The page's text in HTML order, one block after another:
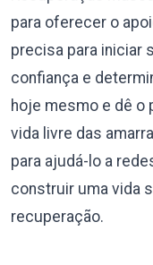
para oferecer o
precisa para iniciar
confiança e
hoje mesmo e dê o
vida livre das
para ajudá-lo a
construir uma vida
recuperação.